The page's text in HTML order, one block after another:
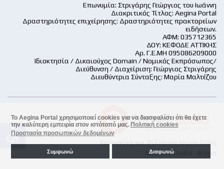
Το Aegina Portal χρησιμοποιεί cookies για να διασφαλίσει ότι θα έχετε
την καλύτερη εμπειρία στον ιστότοπό μας. Πολιτική cookies
Προστασία προσωπικών δεδομένων
Συμφωνώ Διαφωνώ
Επωνυμία: Στριγάρης Γεώργιος του Ιωάννη
Διακριτικός Τίτλος: Aegina Portal
Δραστηριότητες επιχείρησης: Δραστηριότητες πρακτορείων
ειδήσεων.
ΑΦΜ: 035712365
ΔΟΥ: ΚΕΦΟΔΕ ΑΤΤΙΚΗΣ
Αρ. Γ.Ε.ΜΗ 095086209000
Ιδιοκτησία / Δικαιούχος Domain / Νομικός Εκπρόσωπος/
Διεύθυνση / Διαχείριση: Γεώργιος Στριγάρης
Διευθύντρια Σύνταξης: Μαρία Μαλτέζου
Κατασκευή και Φιλοξενία Ιστοσελίδας
Internet Studio - Αίγινα
accessible